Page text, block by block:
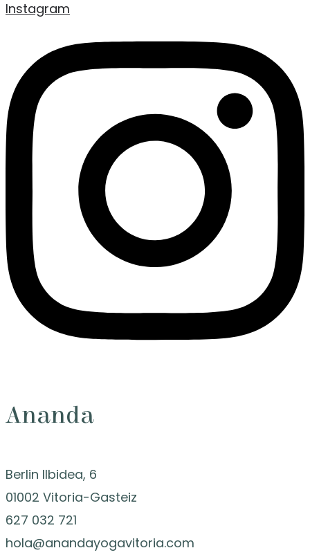
Instagram
Ananda
Berlin Ilbidea, 6
01002 Vitoria-Gasteiz
627 032 721
hola@anandayogavitoria.com